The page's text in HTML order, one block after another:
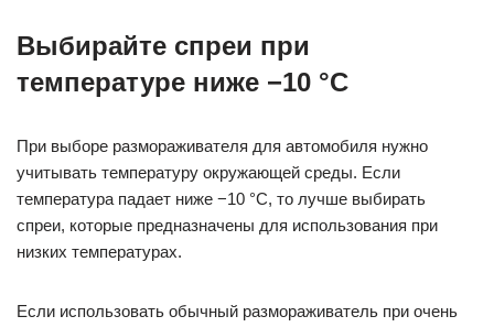
Выбирайте спреи при
температуре ниже −10 °C
При выборе размораживателя для автомобиля нужно
учитывать температуру окружающей среды. Если
температура падает ниже −10 °C, то лучше выбирать
спреи, которые предназначены для использования при
низких температурах.
Если использовать обычный размораживатель при очень